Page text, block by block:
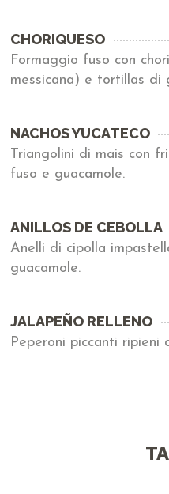
CHORIQUESO
Formaggio fuso con
messicana) e tortillas di
NACHOS YUCATECO
Triangolini di mais con
fuso e guacamole.
ANILLOS DE CEBOLLA
Anelli di cipolla
guacamole.
JALAPEÑO RELLENO
Peperoni piccanti ripieni